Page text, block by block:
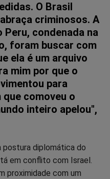
O Brasil
criminosos. A
condenada na
foram buscar com
ela é um arquivo
mim por que o
para
comoveu o
inteiro apelou",
postura diplomática do
em conflito com Israel.
proximidade com um